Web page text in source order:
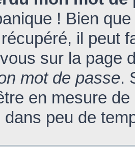
! Bien
il peut
sur la page
mot de passe.
en mesure
dans peu de